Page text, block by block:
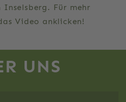
Inselsberg. Für mehr
Video anklicken!
UNS